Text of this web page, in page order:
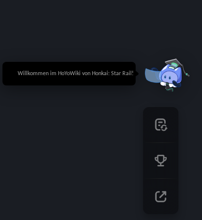
🎉 Willkommen im HoYoWiki von Honkai: Star Rail!